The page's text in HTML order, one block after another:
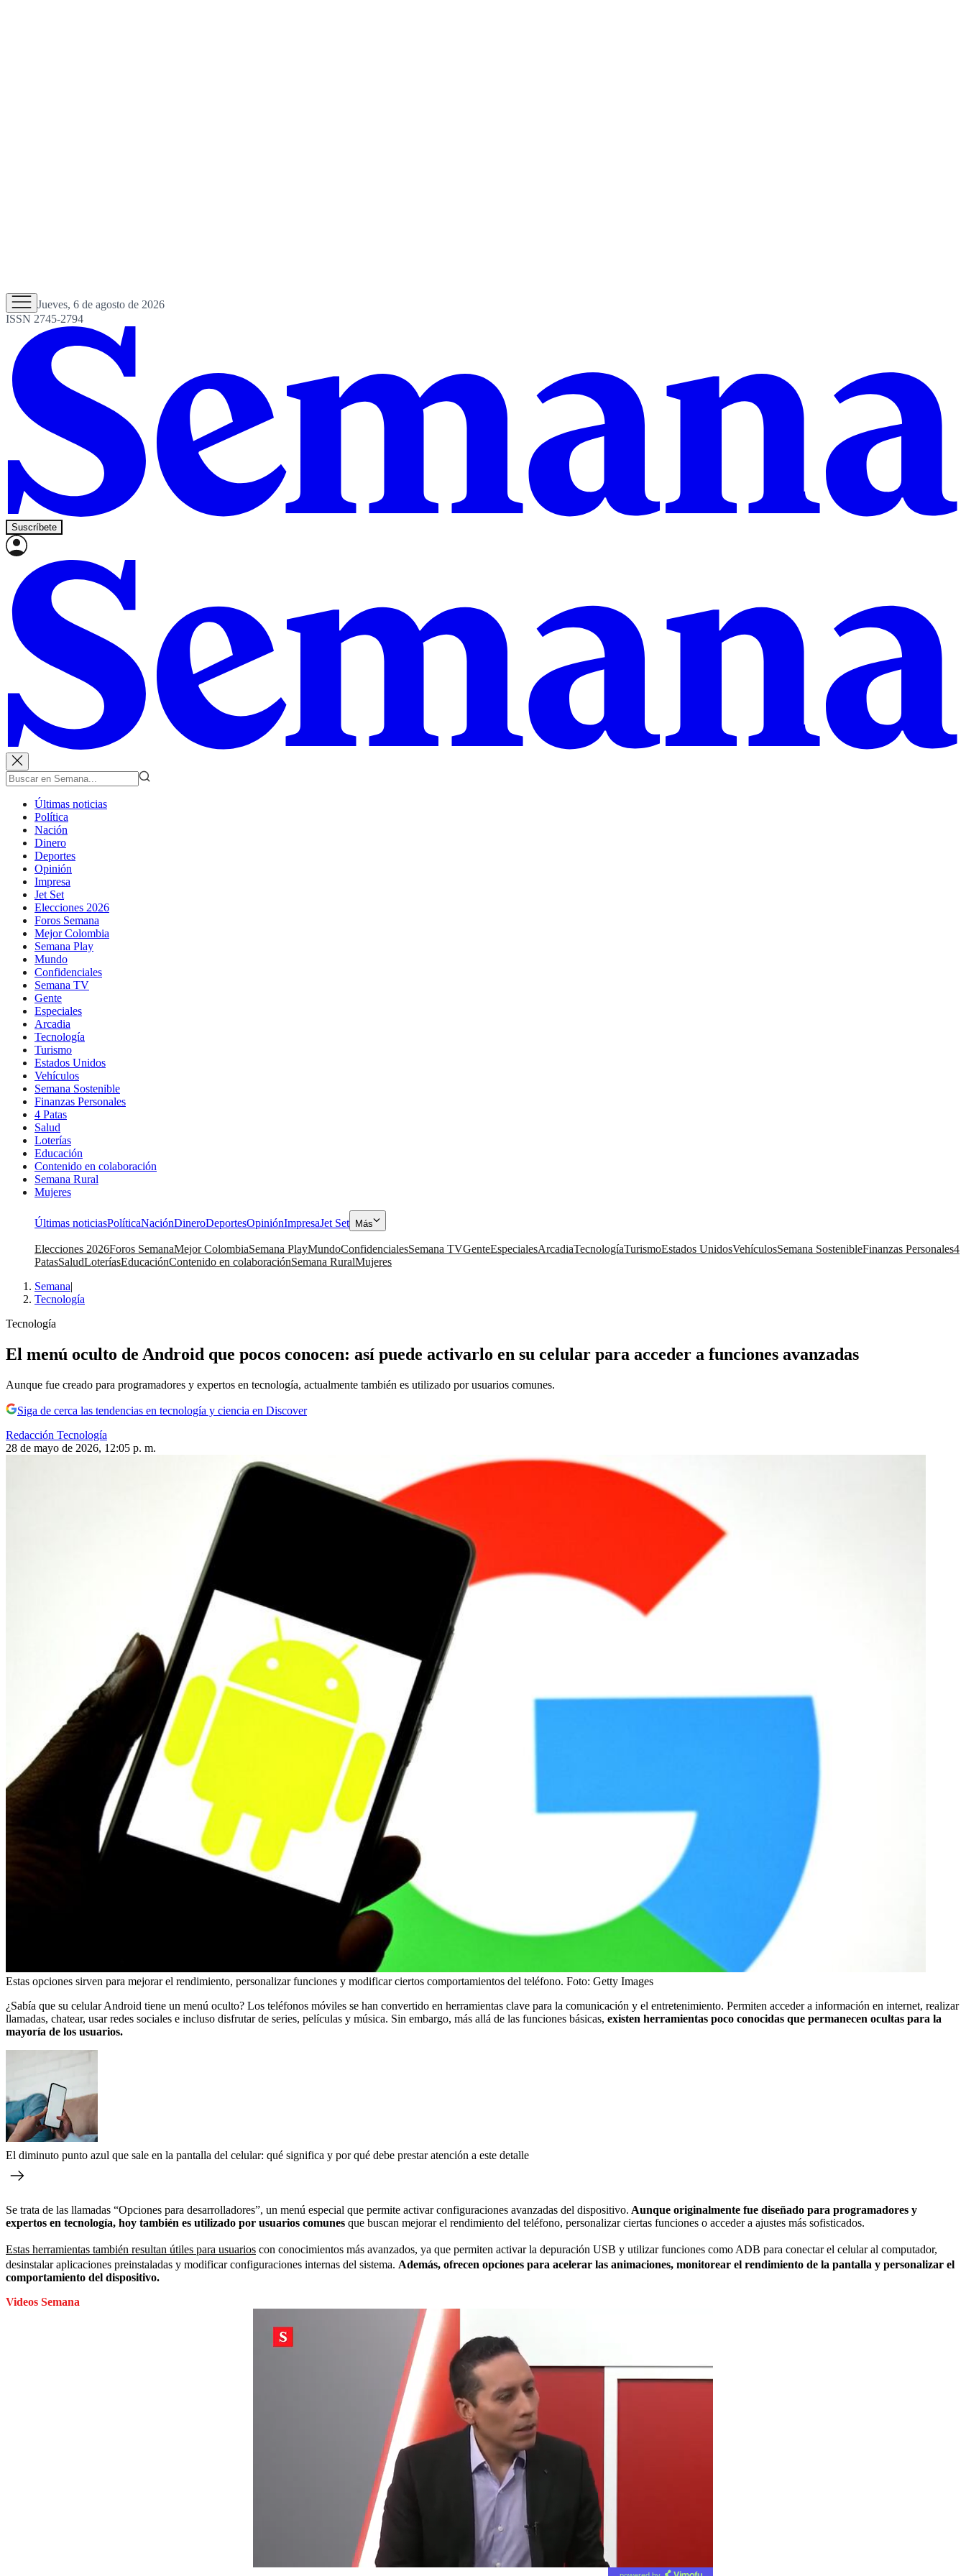
Jueves, 6 de agosto de 2026
ISSN 2745-2794
Suscríbete
Últimas noticias
Política
Nación
Dinero
Deportes
Opinión
Impresa
Jet Set
Elecciones 2026
Foros Semana
Mejor Colombia
Semana Play
Mundo
Confidenciales
Semana TV
Gente
Especiales
Arcadia
Tecnología
Turismo
Estados Unidos
Vehículos
Semana Sostenible
Finanzas Personales
4 Patas
Salud
Loterías
Educación
Contenido en colaboración
Semana Rural
Mujeres
Últimas noticiasPolíticaNaciónDineroDeportesOpiniónImpresaJet Set Más
Elecciones 2026Foros SemanaMejor ColombiaSemana PlayMundoConfidencialesSemana TVGenteEspecialesArcadiaTecnologíaTurismoEstados UnidosVehículosSemana SostenibleFinanzas Personales4
PatasSaludLoteríasEducaciónContenido en colaboraciónSemana RuralMujeres
Semana|
Tecnología
Tecnología
El menú oculto de Android que pocos conocen: así puede activarlo en su celular para acceder a funciones avanzadas
Aunque fue creado para programadores y expertos en tecnología, actualmente también es utilizado por usuarios comunes.
Siga de cerca las tendencias en tecnología y ciencia en Discover
Redacción Tecnología
28 de mayo de 2026, 12:05 p. m.
Estas opciones sirven para mejorar el rendimiento, personalizar funciones y modificar ciertos comportamientos del teléfono. Foto: Getty Images
¿Sabía que su celular Android tiene un menú oculto? Los teléfonos móviles se han convertido en herramientas clave para la comunicación y el entretenimiento. Permiten acceder a información en internet, realizar
llamadas, chatear, usar redes sociales e incluso disfrutar de series, películas y música. Sin embargo, más allá de las funciones básicas, existen herramientas poco conocidas que permanecen ocultas para la
mayoría de los usuarios.
El diminuto punto azul que sale en la pantalla del celular: qué significa y por qué debe prestar atención a este detalle
Se trata de las llamadas “Opciones para desarrolladores”, un menú especial que permite activar configuraciones avanzadas del dispositivo. Aunque originalmente fue diseñado para programadores y
expertos en tecnología, hoy también es utilizado por usuarios comunes que buscan mejorar el rendimiento del teléfono, personalizar ciertas funciones o acceder a ajustes más sofisticados.
Estas herramientas también resultan útiles para usuarios con conocimientos más avanzados, ya que permiten activar la depuración USB y utilizar funciones como ADB para conectar el celular al computador,
desinstalar aplicaciones preinstaladas y modificar configuraciones internas del sistema. Además, ofrecen opciones para acelerar las animaciones, monitorear el rendimiento de la pantalla y personalizar el
comportamiento del dispositivo.
Videos Semana